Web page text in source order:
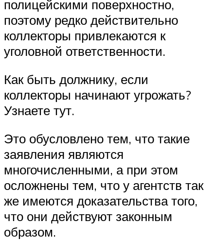
полицейскими поверхностно,
поэтому редко действительно
коллекторы привлекаются к
уголовной ответственности.
Как быть должнику, если
коллекторы начинают угрожать?
Узнаете тут.
Это обусловлено тем, что такие
заявления являются
многочисленными, а при этом
осложнены тем, что у агентств так
же имеются доказательства того,
что они действуют законным
образом.